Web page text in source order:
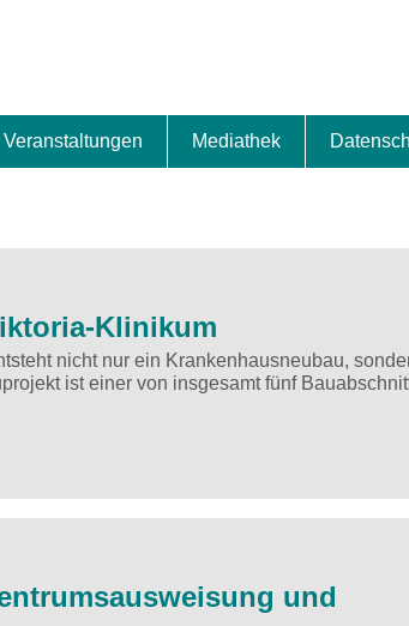
Veranstaltungen Mediathek
Klinikum
nicht nur ein Krankenhausneubau,
ist einer von insgesamt fünf
und